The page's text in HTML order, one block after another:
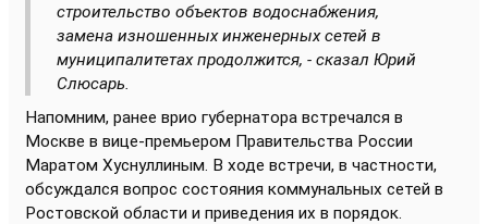
строительство объектов водоснабжения,
замена изношенных инженерных сетей в
муниципалитетах продолжится, - сказал Юрий
Слюсарь.
Напомним, ранее врио губернатора встречался в
Москве в вице-премьером Правительства России
Маратом Хуснуллиным. В ходе встречи, в частности,
обсуждался вопрос состояния коммунальных сетей в
Ростовской области и приведения их в порядок.